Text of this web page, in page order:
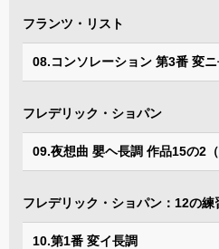
フランツ・リスト
08.コンソレーション 第3番 変
フレデリック・ショパン
09.夜想曲 嬰ヘ長調 作品15の2（
フレデリック・ショパン：12の練
10.第1番 変イ長調